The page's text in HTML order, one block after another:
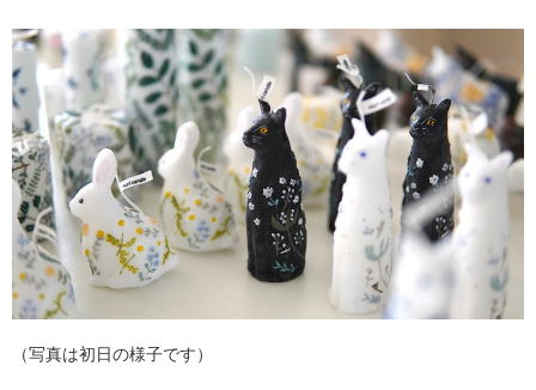
（写真は初日の様子です）